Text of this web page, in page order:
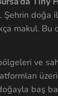
Şehrin doğa
makul. Bu
ve
baş